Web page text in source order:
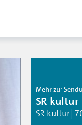
Mehr zur
SR
SR kultur|